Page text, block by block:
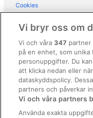
Hotell i Pian di Novello
Hotell i Vorno
Hotell i Lucca
Hotell i Luccas historiska
Cookies
Regler och villkor för Vrbo
Tillgänglighetsanpassning
Juridisk information/
Riktlinjer för innehåll och
Vi bryr oss om
Vi och våra347 partner
på en enhet, som
personuppgifter. Du
att klicka nedan eller
dataskyddspolicy.
partners och påverkar
Vi och våra partners
Använda exakta